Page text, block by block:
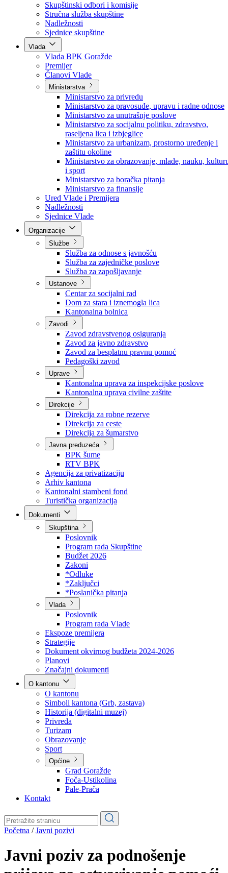
Poslanici po strankama
Poslanici po klubovima naroda
Kolegij skupštine
Skupštinski odbori i komisije
Stručna služba skupštine
Nadležnosti
Sjednice skupštine
Vlada
Vlada BPK Goražde
Premijer
Članovi Vlade
Ministarstva
Ministarstvo za privredu
Ministarstvo za pravosuđe, upravu i radne odnose
Ministarstvo za unutrašnje poslove
Ministarstvo za socijalnu politiku, zdravstvo,
raseljena lica i izbjeglice
Ministarstvo za urbanizam, prostorno uređenje i
zaštitu okoline
Ministarstvo za obrazovanje, mlade, nauku,
i sport
Ministarstvo za boračka pitanja
Ministarstvo za finansije
Ured Vlade i Premijera
Nadležnosti
Sjednice Vlade
Službe
Služba za odnose s javnošću
Služba za zajedničke poslove
Služba za zapošljavanje
Ustanove
Centar za socijalni rad
Dom za stara i iznemogla lica
Kantonalna bolnica
Zavodi
Zavod zdravstvenog osiguranja
Zavod za javno zdravstvo
Zavod za besplatnu pravnu pomoć
Pedagoški zavod
Uprave
Kantonalna uprava za inspekcijske poslove
Kantonalna uprava civilne zaštite
Direkcije
Direkcija za robne rezerve
Direkcija za ceste
Direkcija za šumarstvo
Javna preduzeća
BPK šume
RTV BPK
Agencija za privatizaciju
Arhiv kantona
Kantonalni stambeni fond
Turistička organizacija
Skupština
Poslovnik
Program rada Skupštine
Budžet 2026
Zakoni
*Odluke
*Zaključci
*Poslanička pitanja
Vlada
Poslovnik
Program rada Vlade
Ekspoze premijera
Strategije
Dokument okvirnog budžeta 2024-2026
Planovi
Značajni dokumenti
O kantonu
O kantonu
Simboli kantona (Grb, zastava)
Historija (digitalni muzej)
Privreda
Turizam
Obrazovanje
Općine
Pale-Prača
Kontakt
Početna/Javni pozivi